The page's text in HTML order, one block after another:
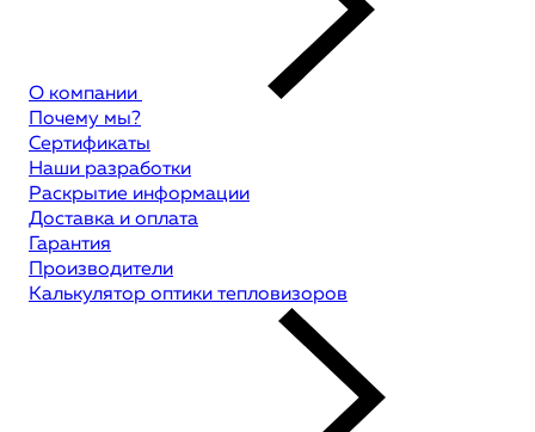
О компании
Почему мы?
Сертификаты
Наши разработки
Раскрытие информации
Доставка и оплата
Гарантия
Производители
Калькулятор оптики тепловизоров